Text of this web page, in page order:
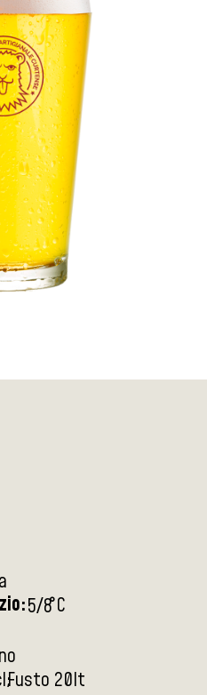
5/8°C
Fusto 20lt